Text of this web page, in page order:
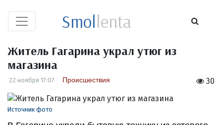
Smollenta
Житель Гагарина украл утюг из
магазина
30
22 ноября 17:07 Происшествия
Источник фото